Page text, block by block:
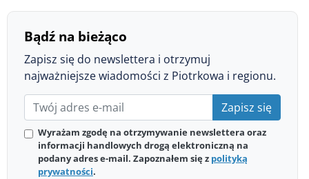
Bądź na bieżąco
Zapisz się do newslettera i otrzymuj
najważniejsze wiadomości z Piotrkowa i regionu.
Zapisz się
Wyrażam zgodę na otrzymywanie newslettera oraz
informacji handlowych drogą elektroniczną na
podany adres e-mail. Zapoznałem się z polityką
prywatności.